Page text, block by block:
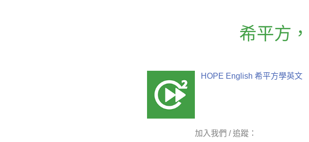
希平方 ，
HOPE English 希平方學英文
加入我們 / 追蹤：